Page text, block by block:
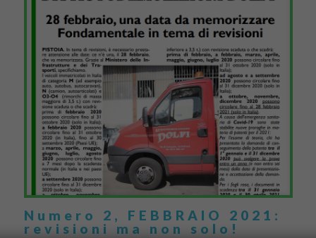
Numero 2, FEBBRAIO 2021:
revisioni ma non solo!